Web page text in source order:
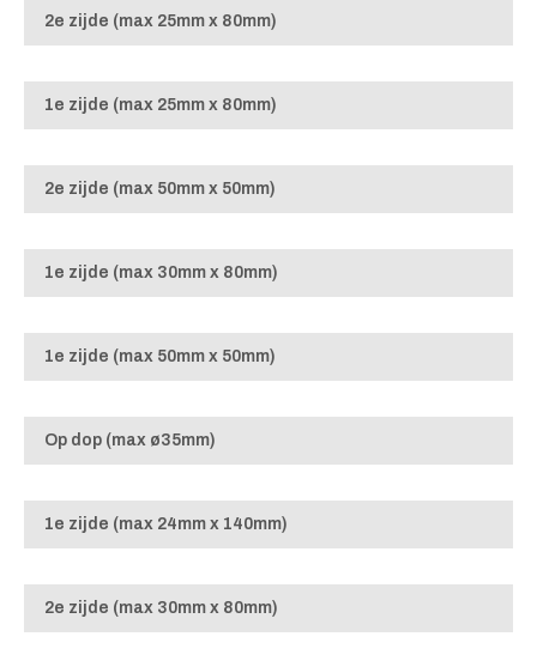
2e zijde (max 25mm x 80mm)
1e zijde (max 25mm x 80mm)
2e zijde (max 50mm x 50mm)
1e zijde (max 30mm x 80mm)
1e zijde (max 50mm x 50mm)
Op dop (max ø35mm)
1e zijde (max 24mm x 140mm)
2e zijde (max 30mm x 80mm)